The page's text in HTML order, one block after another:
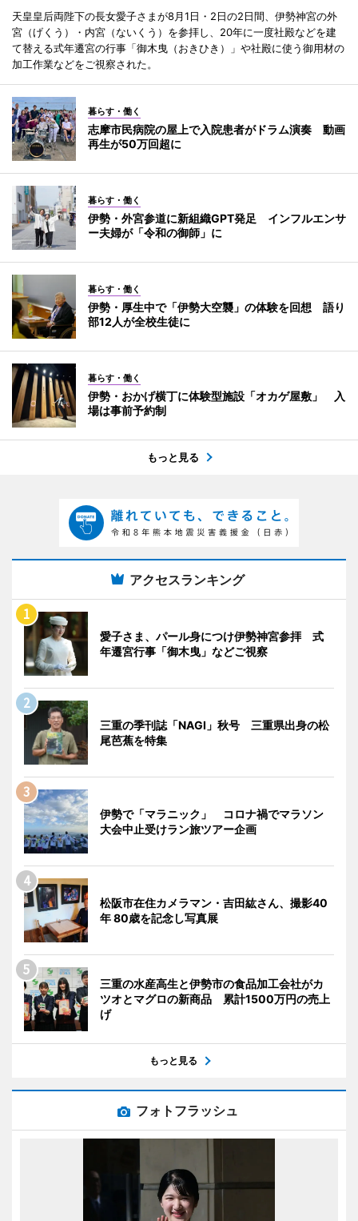
天皇皇后両陛下の長女愛子さまが8月1日・2日の2日間、伊勢神宮の外
宮（げくう）・内宮（ないくう）を参拝し、20年に一度社殿などを建
て替える式年遷宮の行事「御木曳（おきひき）」や社殿に使う御用材の
加工作業などをご視察された。
暮らす・働く
志摩市民病院の屋上で入院患者がドラム演奏 動画
再生が50万回超に
暮らす・働く
伊勢・外宮参道に新組織GPT発足 インフルエンサ
ー夫婦が「令和の御師」に
暮らす・働く
伊勢・厚生中で「伊勢大空襲」の体験を回想 語り
部12人が全校生徒に
暮らす・働く
伊勢・おかげ横丁に体験型施設「オカゲ屋敷」 入
場は事前予約制
もっと見る
アクセスランキング
愛子さま、パール身につけ伊勢神宮参拝 式
年遷宮行事「御木曳」などご視察
三重の季刊誌「NAGI」秋号 三重県出身の松
尾芭蕉を特集
伊勢で「マラニック」 コロナ禍でマラソン
大会中止受けラン旅ツアー企画
松阪市在住カメラマン・吉田紘さん、撮影40
年 80歳を記念し写真展
三重の水産高生と伊勢市の食品加工会社がカ
ツオとマグロの新商品 累計1500万円の売上
げ
もっと見る
フォトフラッシュ